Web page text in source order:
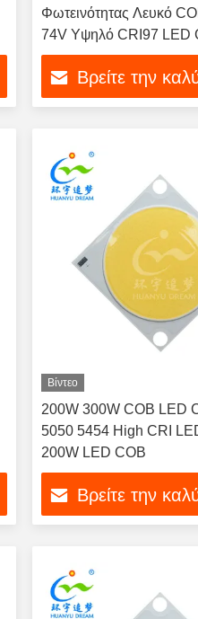
Φωτεινότητας Λευκό
74V Υψηλό CRI97 LED
Βρείτε την
Βίντεο
200W 300W COB LED
5050 5454 High CRI
200W LED COB
Βρείτε την